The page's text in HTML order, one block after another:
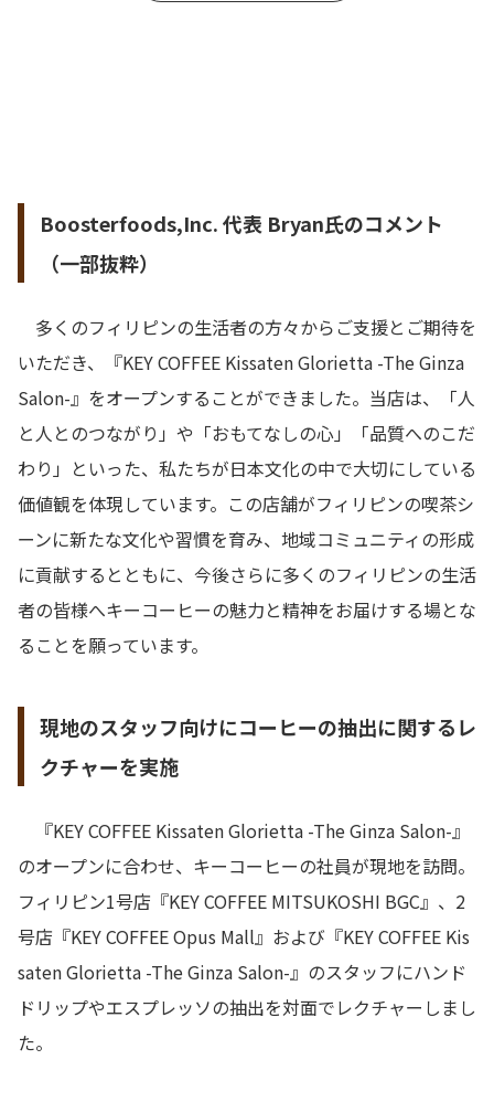
Boosterfoods,Inc. 代表 Bryan氏のコメント
（一部抜粋）
多くのフィリピンの生活者の方々からご支援とご期待を
いただき、『KEY COFFEE Kissaten Glorietta -The Ginza
Salon-』をオープンすることができました。当店は、「人
と人とのつながり」や「おもてなしの心」「品質へのこだ
わり」といった、私たちが日本文化の中で大切にしている
価値観を体現しています。この店舗がフィリピンの喫茶シ
ーンに新たな文化や習慣を育み、地域コミュニティの形成
に貢献するとともに、今後さらに多くのフィリピンの生活
者の皆様へキーコーヒーの魅力と精神をお届けする場とな
ることを願っています。
現地のスタッフ向けにコーヒーの抽出に関するレ
クチャーを実施
『KEY COFFEE Kissaten Glorietta -The Ginza Salon-』
のオープンに合わせ、キーコーヒーの社員が現地を訪問。
フィリピン1号店『KEY COFFEE MITSUKOSHI BGC』、2
号店『KEY COFFEE Opus Mall』および『KEY COFFEE Kis
saten Glorietta -The Ginza Salon-』のスタッフにハンド
ドリップやエスプレッソの抽出を対面でレクチャーしまし
た。